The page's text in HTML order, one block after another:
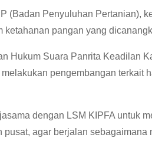
(Badan Penyuluhan Pertanian),
ketahanan pangan yang
Hukum Suara Panrita Keadilan
pengembangan terkait
dengan LSM KIPFA untuk
pusat, agar berjalan